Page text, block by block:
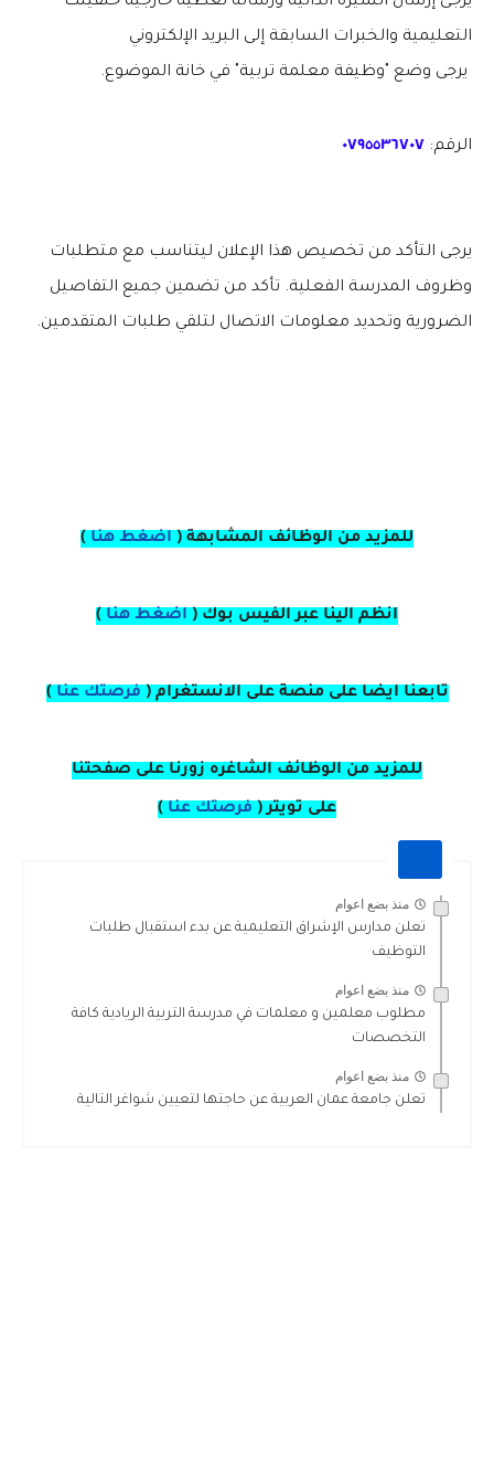
التعليمية والخبرات السابقة إلى البريد الإلكتروني
يرجى وضع "وظيفة معلمة تربية" في خانة الموضوع.
الرقم: ٠٧٩٥٥٣٦٧٠٧
يرجى التأكد من تخصيص هذا الإعلان ليتناسب مع متطلبات
وظروف المدرسة الفعلية. تأكد من تضمين جميع التفاصيل
الضرورية وتحديد معلومات الاتصال لتلقي طلبات المتقدمين.
للمزيد من الوظائف المشابهة ( اضغط هنا )
انظم الينا عبر الفيس بوك ( اضغط هنا )
تابعنا ايضا على منصة على الانستغرام( فرصتك عنا )
للمزيد من الوظائف الشاغره زورنا على صفحتنا
على تويتر( فرصتك عنا )
منذ بضع اعوام
تعلن مدارس الإشراق التعليمية عن بدء استقبال طلبات
التوظيف
منذ بضع اعوام
مطلوب معلمين و معلمات في مدرسة التربية الريادية كافة
التخصصات
منذ بضع اعوام
تعلن جامعة عمان العربية عن حاجتها لتعيين شواغر التالية